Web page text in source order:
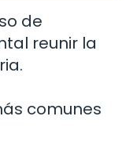
de
reunir la
comunes